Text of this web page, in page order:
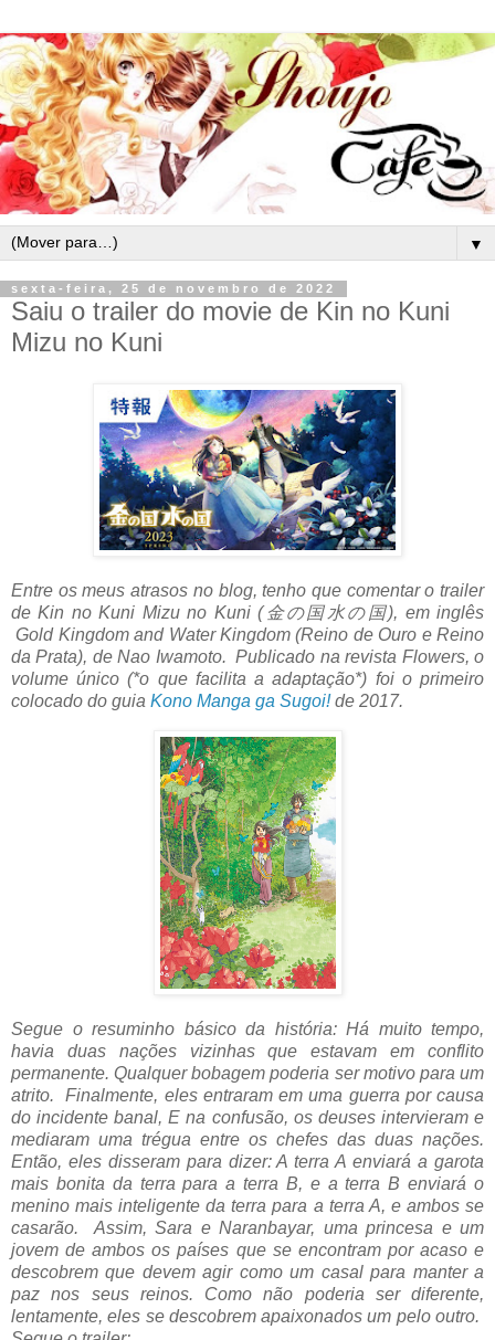
▼
sexta-feira, 25 de novembro de 2022
Saiu o trailer do movie de Kin no Kuni
Mizu no Kuni
Entre os meus atrasos no blog, tenho que comentar o trailer
de Kin no Kuni Mizu no Kuni (金の国水の国), em inglês
Gold Kingdom and Water Kingdom (Reino de Ouro e Reino
da Prata), de Nao Iwamoto. Publicado na revista Flowers, o
volume único (*o que facilita a adaptação*) foi o primeiro
colocado do guia Kono Manga ga Sugoi!de 2017.
Segue o resuminho básico da história: Há muito tempo,
havia duas nações vizinhas que estavam em conflito
permanente. Qualquer bobagem poderia ser motivo para um
atrito. Finalmente, eles entraram em uma guerra por causa
do incidente banal, E na confusão, os deuses intervieram e
mediaram uma trégua entre os chefes das duas nações.
Então, eles disseram para dizer: A terra A enviará a garota
mais bonita da terra para a terra B, e a terra B enviará o
menino mais inteligente da terra para a terra A, e ambos se
casarão. Assim, Sara e Naranbayar, uma princesa e um
jovem de ambos os países que se encontram por acaso e
descobrem que devem agir como um casal para manter a
paz nos seus reinos. Como não poderia ser diferente,
lentamente, eles se descobrem apaixonados um pelo outro.